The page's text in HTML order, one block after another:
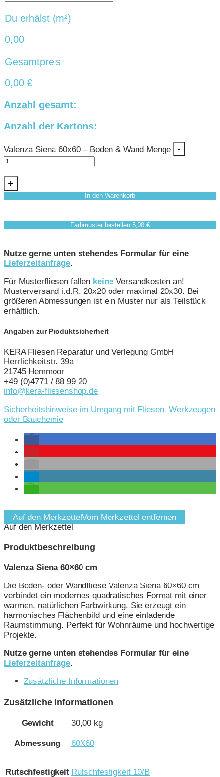
Du erhälst (m²)
0,00
Gesamtpreis
0,00 €
Anzahl gesamt:
Anzahl der Kartons:
Valenza Siena 60x60 – Boden & Wand Menge -
+
In den Warenkorb
Farbmuster bestellen 5,00 €
Nutze gerne unten stehendes Formular für eine
Lieferzeitanfrage.
Für Musterfliesen fallen keine Versandkosten an!
Musterversand i.d.R. 20x20 oder maximal 20x30. Bei
größeren Abmessungen ist ein Muster nur als Teilstück
erhältlich.
Angaben zur Produktsicherheit
KERA Fliesen Reparatur und Verlegung GmbH
Herrlichkeitstr. 39a
21745 Hemmoor
+49 (0)4771 / 88 99 20
info@kera-fliesenshop.de
Sicherheitshinweise im Umgang mit Fliesen, Werkzeugen
oder Bauchemie
Auf den MerkzettelVom Merkzettel entfernen
Auf den Merkzettel
Produktbeschreibung
Valenza Siena 60×60 cm
Die Boden- oder Wandfliese Valenza Siena 60×60 cm
verbindet ein modernes quadratisches Format mit einer
warmen, natürlichen Farbwirkung. Sie erzeugt ein
harmonisches Flächenbild und eine einladende
Raumstimmung. Perfekt für Wohnräume und hochwertige
Projekte.
Nutze gerne unten stehendes Formular für eine
Lieferzeitanfrage.
Zusätzliche Informationen
Zusätzliche Informationen
Gewicht 30,00 kg
Abmessung 60X60
Rutschfestigkeit Rutschfestigkeit 10/B